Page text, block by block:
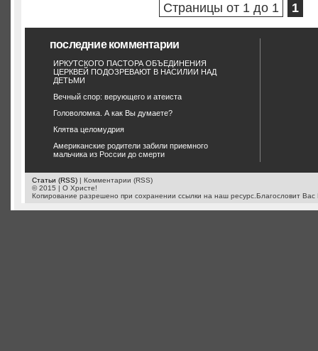
Страницы от 1 до 1 1
последние комментарии
ИРКУТСКОГО ПАСТОРА ОБЪЕДИНЕНИЯ
ЦЕРКВЕЙ ПОДОЗРЕВАЮТ В НАСИЛИИ НАД
ДЕТЬМИ
Вечный спор: верующего и атеиста
Головоломка. А как Вы думаете?
Клятва целомудрия
Американские родители забили приемного
мальчика из России до смерти
Статьи (RSS) | Комментарии (RSS)
© 2015 | О Христе!
Копирование разрешено при сохранении ссылки на наш ресурс.Благословит Вас